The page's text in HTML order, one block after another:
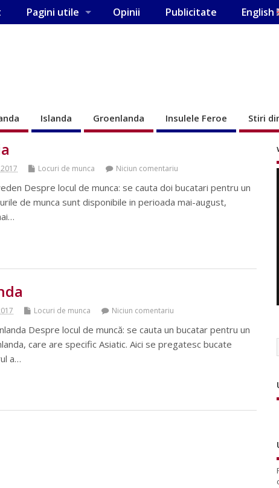
Pagini utile Opinii Publicitate English
Islanda Groenlanda Insulele Feroe Stiri
Locuri de munca Niciun comentariu
Despre locul de munca: se cauta doi bucatari pentru un
de munca sunt disponibile in perioada mai-august,
Locuri de munca Niciun comentariu
Despre locul de muncă: se cauta un bucatar pentru un
care are specific Asiatic. Aici se pregatesc bucate
a…